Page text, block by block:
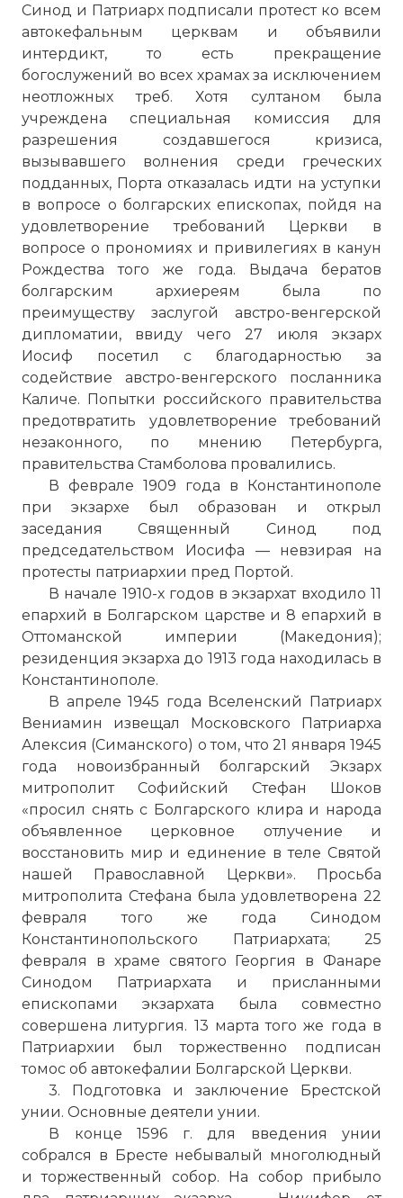
Синод и Патриарх подписали протест ко всем
автокефальным церквам и объявили
интердикт, то есть прекращение
богослужений во всех храмах за исключением
неотложных треб. Хотя султаном была
учреждена специальная комиссия для
разрешения создавшегося кризиса,
вызывавшего волнения среди греческих
подданных, Порта отказалась идти на уступки
в вопросе о болгарских епископах, пойдя на
удовлетворение требований Церкви в
вопросе о прономиях и привилегиях в канун
Рождества того же года. Выдача бератов
болгарским архиереям была по
преимуществу заслугой австро-венгерской
дипломатии, ввиду чего 27 июля экзарх
Иосиф посетил с благодарностью за
содействие австро-венгерского посланника
Каличе. Попытки российского правительства
предотвратить удовлетворение требований
незаконного, по мнению Петербурга,
правительства Стамболова провалились.
В феврале 1909 года в Константинополе
при экзархе был образован и открыл
заседания Священный Синод под
председательством Иосифа — невзирая на
протесты патриархии пред Портой.
В начале 1910-х годов в экзархат входило 11
епархий в Болгарском царстве и 8 епархий в
Оттоманской империи (Македония);
резиденция экзарха до 1913 года находилась в
Константинополе.
В апреле 1945 года Вселенский Патриарх
Вениамин извещал Московского Патриарха
Алексия (Симанского) о том, что 21 января 1945
года новоизбранный болгарский Экзарх
митрополит Софийский Стефан Шоков
«просил снять с Болгарского клира и народа
объявленное церковное отлучение и
восстановить мир и единение в теле Святой
нашей Православной Церкви». Просьба
митрополита Стефана была удовлетворена 22
февраля того же года Синодом
Константинопольского Патриархата; 25
февраля в храме святого Георгия в Фанаре
Синодом Патриархата и присланными
епископами экзархата была совместно
совершена литургия. 13 марта того же года в
Патриархии был торжественно подписан
томос об автокефалии Болгарской Церкви.
3. Подготовка и заключение Брестской
унии. Основные деятели унии.
В конце 1596 г. для введения унии
собрался в Бресте небывалый многолюдный
и торжественный собор. На собор прибыло
(фактически раскол произошёл ещё в
апреле 1860 года) и последовавшие в
сентябре того же года прещения со
стороны кириархальной Церкви —
Константинопольского Патриархата, а
также ряда иных. Автокефальный статус
Болгарской Церкви был признан
Константинопольским Патриархатом
лишь в феврале 1945 года.
Фото статьи: